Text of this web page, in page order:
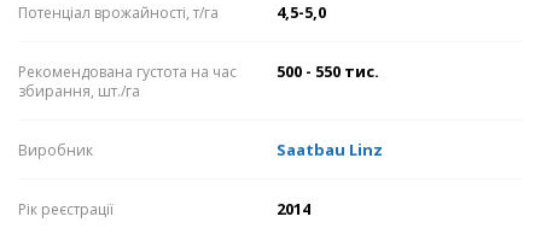
Потенціал врожайності, т/га 4,5-5,0
Рекомендована густота на час
збирання, шт./га
500 - 550 тис.
Виробник Saatbau Linz
Рік реєстрації 2014